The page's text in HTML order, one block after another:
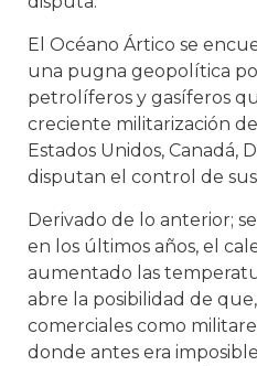
El Océano Ártico se
una pugna geopolítica
petrolíferos y gasíferos
creciente militarización
Estados Unidos, Canadá,
disputan el control de
Derivado de lo anterior;
en los últimos años, el
aumentado las
abre la posibilidad de
comerciales como
donde antes era